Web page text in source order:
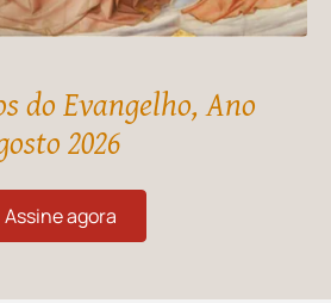
do Evangelho, Ano
2026
Assine agora